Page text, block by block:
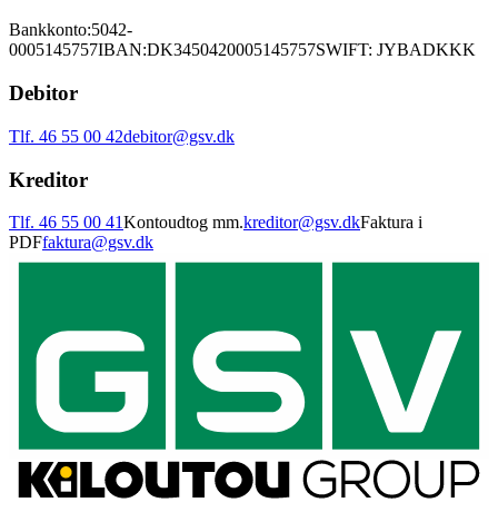
Bankkonto:5042-
0005145757IBAN:DK3450420005145757SWIFT: JYBADKKK
Debitor
Tlf. 46 55 00 42debitor@gsv.dk
Kreditor
Tlf. 46 55 00 41Kontoudtog mm.kreditor@gsv.dkFaktura i
PDFfaktura@gsv.dk